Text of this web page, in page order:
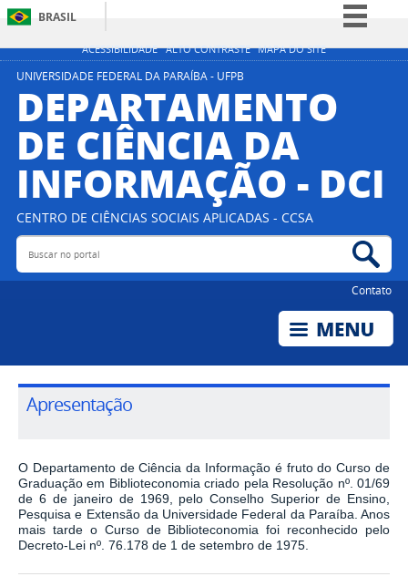
ACESSIBILIDADE ALTO CONTRASTE MAPA DO SITE
BRASIL
Simplifique!
Participe
Acesso à informação
Legislação
Canais
UNIVERSIDADE FEDERAL DA PARAÍBA - UFPB
DEPARTAMENTO
DE CIÊNCIA DA
INFORMAÇÃO - DCI
CENTRO DE CIÊNCIAS SOCIAIS APLICADAS - CCSA
Buscar no portal
Contato
Apresentação
O Departamento de Ciência da Informação é fruto do Curso de
Graduação em Biblioteconomia criado pela Resolução nº. 01/69
de 6 de janeiro de 1969, pelo Conselho Superior de Ensino,
Pesquisa e Extensão da Universidade Federal da Paraíba. Anos
mais tarde o Curso de Biblioteconomia foi reconhecido pelo
Decreto-Lei nº. 76.178 de 1 de setembro de 1975.